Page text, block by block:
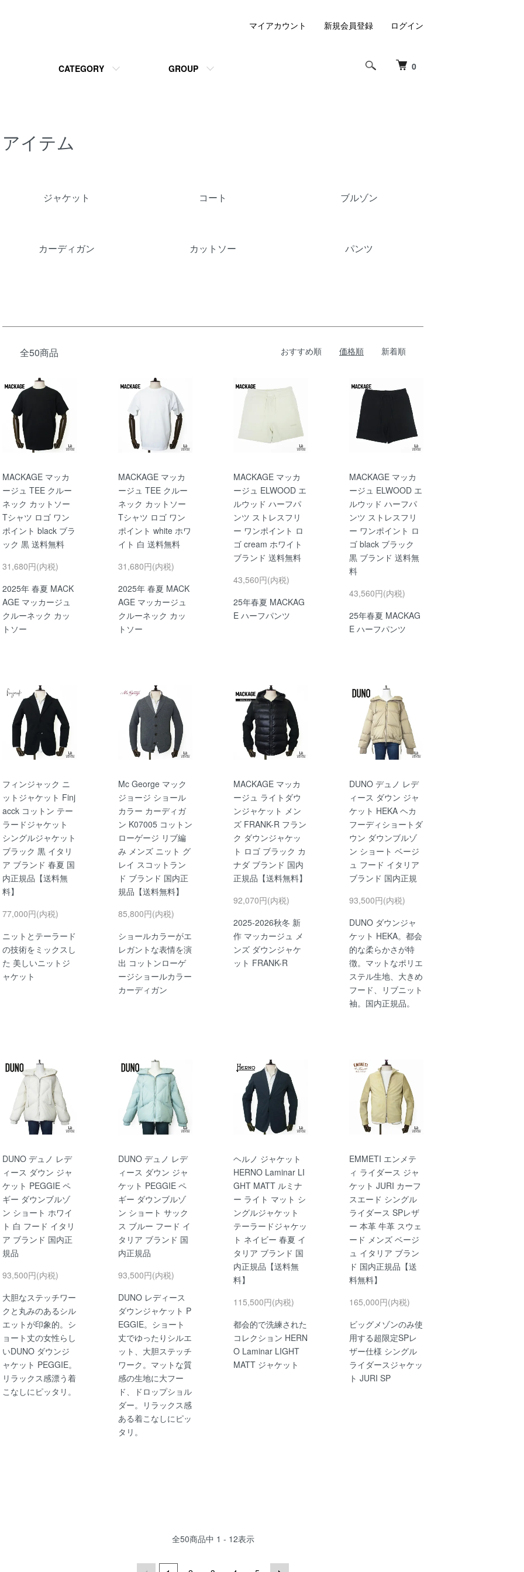
0
CATEGORY GROUP
マイアカウント 新規会員登録 ログイン
アイテム
ジャケット
コート ブルゾン
カーディガン カットソー パンツ
全50商品 おすすめ順 価格順 新着順
MACKAGE マッカ
ージュ TEE クルー
ネック カットソー
Tシャツ ロゴ ワン
ポイント black ブラ
ック 黒 送料無料
31,680円(内税)
2025年 春夏 MACK
AGE マッカージュ
クルーネック カッ
トソー
MACKAGE マッカ
ージュ TEE クルー
ネック カットソー
Tシャツ ロゴ ワン
ポイント white ホワ
イト 白 送料無料
31,680円(内税)
2025年 春夏 MACK
AGE マッカージュ
クルーネック カッ
トソー
MACKAGE マッカ
ージュ ELWOOD エ
ルウッド ハーフパ
ンツ ストレスフリ
ー ワンポイント ロ
ゴ cream ホワイト
ブランド 送料無料
43,560円(内税)
25年春夏 MACKAG
E ハーフパンツ
MACKAGE マッカ
ージュ ELWOOD エ
ルウッド ハーフパ
ンツ ストレスフリ
ー ワンポイント ロ
ゴ black ブラック
黒 ブランド 送料無
料
43,560円(内税)
25年春夏 MACKAG
E ハーフパンツ
フィンジャック ニ
ットジャケット Finj
acck コットン テー
ラードジャケット
シングルジャケット
ブラック 黒 イタリ
ア ブランド 春夏 国
内正規品【送料無
料】
77,000円(内税)
ニットとテーラード
の技術をミックスし
た 美しいニットジ
ャケット
Mc George マック
ジョージ ショール
カラー カーディガ
ン K07005 コットン
ローゲージ リブ編
み メンズ ニット グ
レイ スコットラン
ド ブランド 国内正
規品【送料無料】
85,800円(内税)
ショールカラーがエ
レガントな表情を演
出 コットンローゲ
ージショールカラー
カーディガン
MACKAGE マッカ
ージュ ライトダウ
ンジャケット メン
ズ FRANK-R フラン
ク ダウンジャケッ
ト ロゴ ブラック カ
ナダ ブランド 国内
正規品【送料無料】
92,070円(内税)
2025-2026秋冬 新
作 マッカージュ メ
ンズ ダウンジャケ
ット FRANK-R
DUNO デュノ レデ
ィース ダウン ジャ
ケット HEKA ヘカ
フーディショートダ
ウン ダウンブルゾ
ン ショート ベージ
ュ フード イタリア
ブランド 国内正規
93,500円(内税)
DUNO ダウンジャ
ケット HEKA。都会
的な柔らかさが特
徴。マットなポリエ
ステル生地、大きめ
フード、リブニット
袖。国内正規品。
DUNO デュノ レデ
ィース ダウン ジャ
ケット PEGGIE ペ
ギー ダウンブルゾ
ン ショート ホワイ
ト 白 フード イタリ
ア ブランド 国内正
規品
93,500円(内税)
大胆なステッチワー
クと丸みのあるシル
エットが印象的。シ
ョート丈の女性らし
いDUNO ダウンジ
ャケット PEGGIE。
リラックス感漂う着
こなしにピッタリ。
DUNO デュノ レデ
ィース ダウン ジャ
ケット PEGGIE ペ
ギー ダウンブルゾ
ン ショート サック
ス ブルー フード イ
タリア ブランド 国
内正規品
93,500円(内税)
DUNO レディース
ダウンジャケット P
EGGIE。ショート
丈でゆったりシルエ
ット、大胆ステッチ
ワーク。マットな質
感の生地に大フー
ド、ドロップショル
ダー。リラックス感
ある着こなしにピッ
タリ。
ヘルノ ジャケット
HERNO Laminar LI
GHT MATT ルミナ
ー ライト マット シ
ングルジャケット
テーラードジャケッ
ト ネイビー 春夏 イ
タリア ブランド 国
内正規品【送料無
料】
115,500円(内税)
都会的で洗練された
コレクション HERN
O Laminar LIGHT
MATT ジャケット
EMMETI エンメテ
ィ ライダース ジャ
ケット JURI カーフ
スエード シングル
ライダース SPレザ
ー 本革 牛革 スウェ
ード メンズ ベージ
ュ イタリア ブラン
ド 国内正規品【送
料無料】
165,000円(内税)
ビッグメゾンのみ使
用する超限定SPレ
ザー仕様 シングル
ライダースジャケッ
ト JURI SP
全50商品中 1 - 12表示